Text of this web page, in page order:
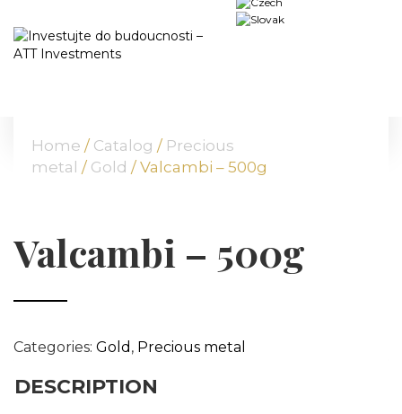
OUR OFFER
COMMODITIES
MEDIA
CONTACT
Home / Catalog / Precious
metal / Gold / Valcambi – 500g
Valcambi – 500g
Categories: Gold , Precious metal
DESCRIPTION